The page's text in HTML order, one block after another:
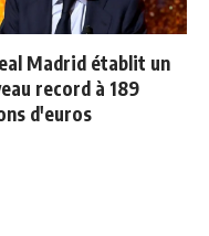
Madrid établit un
record à 189
d'euros